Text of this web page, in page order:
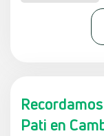
Pati en